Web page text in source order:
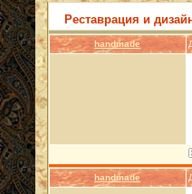
Реставрация и
handmade
handmade